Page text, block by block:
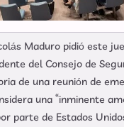
Maduro pidió este
del Consejo de
de una reunión de
una “inminente
parte de Estados